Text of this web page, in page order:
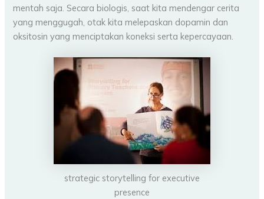
mentah saja. Secara biologis, saat kita mendengar cerita
yang menggugah, otak kita melepaskan dopamin dan
oksitosin yang menciptakan koneksi serta kepercayaan.
strategic storytelling for executive
presence